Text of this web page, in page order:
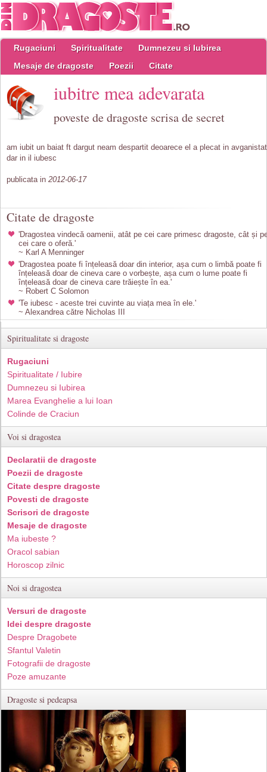
Rugaciuni Spiritualitate
Dumnezeu si Iubirea
Mesaje de dragoste
Poezii Citate
iubitre mea adevarata
poveste de dragoste scrisa de secret
am iubit un baiat ft dargut neam despartit deoarece el a plecat in avganistat
dar in il iubesc
publicata in 2012-06-17
Citate de dragoste
'Dragostea vindecă oamenii, atât pe cei care primesc dragoste, cât și
cei care o oferă.'
~ Karl A Menninger
'Dragostea poate fi înțeleasă doar din interior, așa cum o limbă poate fi
înțeleasă doar de cineva care o vorbește, așa cum o lume poate fi
înțeleasă doar de cineva care trăiește în ea.'
~ Robert C Solomon
'Te iubesc - aceste trei cuvinte au viața mea în ele.'
~ Alexandrea către Nicholas III
Spiritualitate si dragoste
Rugaciuni
Spiritualitate / Iubire
Dumnezeu si Iubirea
Marea Evanghelie a lui Ioan
Colinde de Craciun
Voi si dragostea
Declaratii de dragoste
Poezii de dragoste
Citate despre dragoste
Povesti de dragoste
Scrisori de dragoste
Mesaje de dragoste
Ma iubeste ?
Oracol sabian
Horoscop zilnic
Noi si dragostea
Versuri de dragoste
Idei despre dragoste
Despre Dragobete
Sfantul Valetin
Fotografii de dragoste
Poze amuzante
Dragoste si pedeapsa